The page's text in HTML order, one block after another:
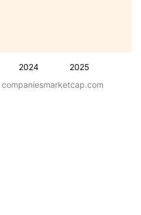
2024 2025
companiesmarketcap.com